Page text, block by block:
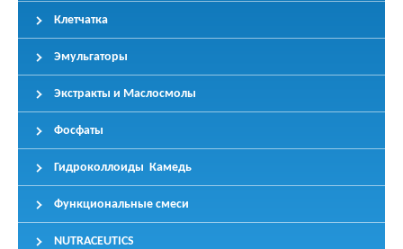
Клетчатка
Эмульгаторы
Экстракты и Маслосмолы
Фосфаты
Гидроколлоиды Камедь
Функциональные смеси
NUTRACEUTICS